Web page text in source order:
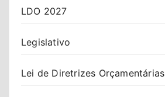
LDO 2027
Legislativo
Lei de Diretrizes Orçamentárias